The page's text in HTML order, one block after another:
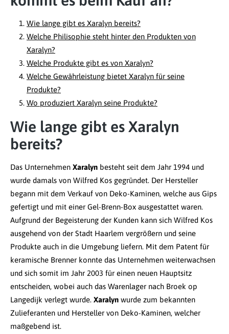
Wie lange gibt es Xaralyn bereits?
Welche Philisophie steht hinter den Produkten von
Xaralyn?
Welche Produkte gibt es von Xaralyn?
Welche Gewährleistung bietet Xaralyn für seine
Produkte?
Wo produziert Xaralyn seine Produkte?
Wie lange gibt es Xaralyn
bereits?
Das Unternehmen Xaralyn besteht seit dem Jahr 1994 und
wurde damals von Wilfred Kos gegründet. Der Hersteller
begann mit dem Verkauf von Deko-Kaminen, welche aus Gips
gefertigt und mit einer Gel-Brenn-Box ausgestattet waren.
Aufgrund der Begeisterung der Kunden kann sich Wilfred Kos
ausgehend von der Stadt Haarlem vergrößern und seine
Produkte auch in die Umgebung liefern. Mit dem Patent für
keramische Brenner konnte das Unternehmen weiterwachsen
und sich somit im Jahr 2003 für einen neuen Hauptsitz
entscheiden, wobei auch das Warenlager nach Broek op
Langedijk verlegt wurde. Xaralyn wurde zum bekannten
Zulieferanten und Hersteller von Deko-Kaminen, welcher
maßgebend ist.